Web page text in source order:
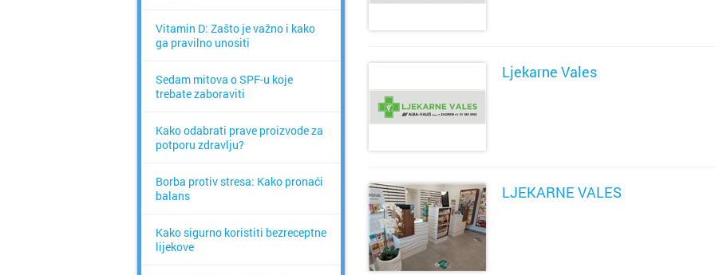
Vitamin D: Zašto je važno i kako
ga pravilno unositi
Sedam mitova o SPF-u koje
trebate zaboraviti
Kako odabrati prave proizvode za
potporu zdravlju?
Borba protiv stresa: Kako pronaći
balans
Kako sigurno koristiti bezreceptne
lijekove
Ljekarne Vales
LJEKARNE VALES